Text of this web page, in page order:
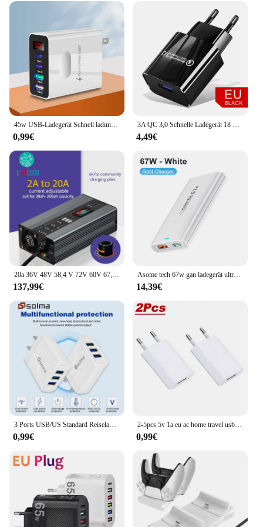
45w USB-Ladegerät Schnell ladung 4 Anschlüsse Typ C Telefon Ladegerät Adapter für iPhone Samsung Xiaomi Digital Display USB C Wand ladegerät
0,99€
3A QC 3,0 Schnelle Ladegerät 18 USB Ladegerät Schnell Ladung 3,0 Telefon Ladegerät für iPhone für Huawei Samsung Xiaomi Redmi EU UNS Stecker
4,49€
20a 36V 48V 58,4 V 72V 60V 67,2 V 84V 87,6 V Li-Ion Lipo Lifepo4 Lithium-Ladegerät Strom einstellen Schnell ladung 10s 16s 20s 24s
137,99€
Asome tech 67w gan ladegerät ultra dünne schnell ladung qc 3,0 pd pps mini usb typ c ladegerät für macbook laptop iphone 14 ipad samsung
14,39€
3 Ports USB/US Standard Reiseladegerät Ladung LED Wandladung für iPhone 13 12 Samsung Xiaomi Mobile Plug Ladeadapter
0,99€
2-5pcs 5v 1a eu ac home travel usb wand ladegerät für iphone 6 7 8 plus x xr 11 12 13 14
0,99€